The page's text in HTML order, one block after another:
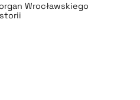
Wrocławskiego